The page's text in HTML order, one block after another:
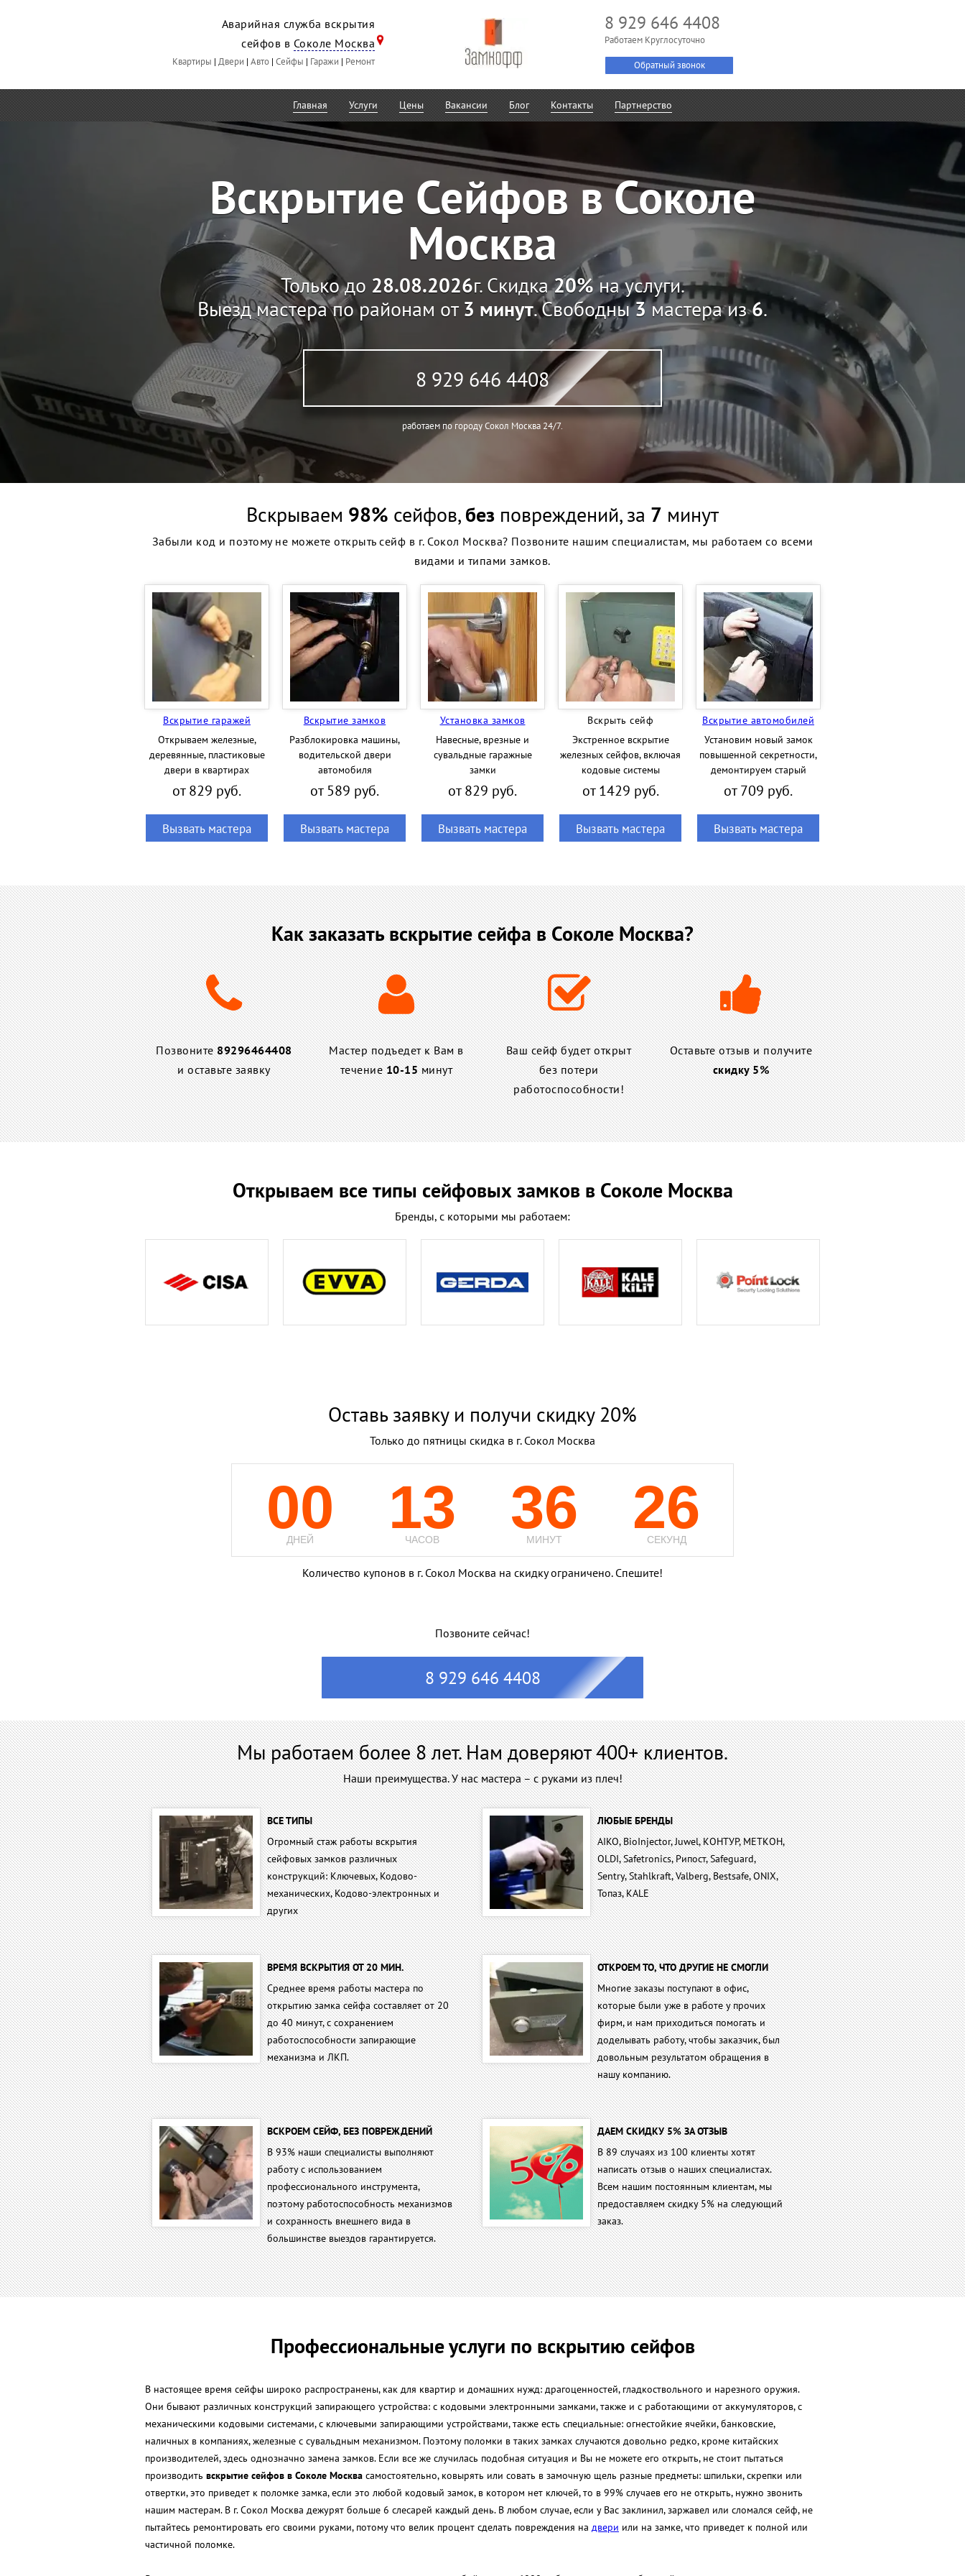
Аварийная служба вскрытия
сейфов в Соколе Москва
Квартиры | Двери | Авто | Сейфы | Гаражи | Ремонт
8 929 646 4408
Работаем Круглосуточно
Обратный звонок
Главная Услуги Цены Вакансии Блог Контакты Партнерство
Вскрытие Сейфов в Соколе
Москва
Только до 28.08.2026г. Скидка20%на услуги.
Выезд мастера по районам от3 минут. Свободны3мастера из6.
8 929 646 4408
работаем по городу Сокол Москва 24/7.
Вскрываем 98% сейфов,без повреждений, за 7 минут
Забыли код и поэтому не можете открыть сейф в г. Сокол Москва? Позвоните нашим специалистам, мы работаем со всеми
видами и типами замков.
Вскрытие гаражей
Открываем железные,
деревянные, пластиковые
двери в квартирах
от 829 руб.
Вызвать мастера
Вскрытие замков
Разблокировка машины,
водительской двери
автомобиля
от 589 руб.
Вызвать мастера
Установка замков
Навесные, врезные и
сувальдные гаражные
замки
от 829 руб.
Вызвать мастера
Вскрыть сейф
Экстренное вскрытие
железных сейфов, включая
кодовые системы
от 1429 руб.
Вызвать мастера
Вскрытие автомобилей
Установим новый замок
повышенной секретности,
демонтируем старый
от 709 руб.
Вызвать мастера
Как заказать вскрытие сейфа в Соколе Москва?
Позвоните89296464408
и оставьте заявку
Мастер подъедет к Вам в
течение10-15минут
Ваш сейф будет открыт
без потери
работоспособности!
Оставьте отзыв и получите
скидку 5%
Открываем все типы сейфовых замков в Соколе Москва
Бренды, с которыми мы работаем:
Оставь заявку и получи скидку 20%
Только до пятницы скидка в г. Сокол Москва
00 13 36 26
ДНЕЙ ЧАСОВ МИНУТ СЕКУНД
Количество купонов в г. Сокол Москва на скидку ограничено. Спешите!
Позвоните сейчас!
8 929 646 4408
Мы работаем более 8 лет. Нам доверяют 400+ клиентов.
Наши преимущества. У нас мастера – с руками из плеч!
ВСЕ ТИПЫ
Огромный стаж работы вскрытия
сейфовых замков различных
конструкций: Ключевых, Кодово-
механических, Кодово-электронных и
других
ЛЮБЫЕ БРЕНДЫ
AIKO, BioInjector, Juwel, КОНТУР, МЕТКОН,
OLDI, Safetronics, Рипост, Safeguard,
Sentry, Stahlkraft, Valberg, Bestsafe, ONIX,
Топаз, KALE
ВРЕМЯ ВСКРЫТИЯ ОТ 20 МИН.
Среднее время работы мастера по
открытию замка сейфа составляет от 20
до 40 минут, с сохранением
работоспособности запирающие
механизма и ЛКП.
ОТКРОЕМ ТО, ЧТО ДРУГИЕ НЕ СМОГЛИ
Многие заказы поступают в офис,
которые были уже в работе у прочих
фирм, и нам приходиться помогать и
доделывать работу, чтобы заказчик, был
довольным результатом обращения в
нашу компанию.
ВСКРОЕМ СЕЙФ, БЕЗ ПОВРЕЖДЕНИЙ
В 93% наши специалисты выполняют
работу с использованием
профессионального инструмента,
поэтому работоспособность механизмов
и сохранность внешнего вида в
большинстве выездов гарантируется.
ДАЕМ СКИДКУ 5% ЗА ОТЗЫВ
В 89 случаях из 100 клиенты хотят
написать отзыв о наших специалистах.
Всем нашим постоянным клиентам, мы
предоставляем скидку 5% на следующий
заказ.
Профессиональные услуги по вскрытию сейфов
В настоящее время сейфы широко распространены, как для квартир и домашних нужд: драгоценностей, гладкоствольного и нарезного оружия.
Они бывают различных конструкций запирающего устройства: с кодовыми электронными замками, также и с работающими от аккумуляторов, с
механическими кодовыми системами, с ключевыми запирающими устройствами, также есть специальные: огнестойкие ячейки, банковские,
наличных в компаниях, железные с сувальдным механизмом. Поэтому поломки в таких замках случаются довольно редко, кроме китайских
производителей, здесь однозначно замена замков. Если все же случилась подобная ситуация и Вы не можете его открыть, не стоит пытаться
производить вскрытие сейфов в Соколе Москва самостоятельно, ковырять или совать в замочную щель разные предметы: шпильки, скрепки или
отвертки, это приведет к поломке замка, если это любой кодовый замок, в котором нет ключей, то в 99% случаев его не открыть, нужно звонить
нашим мастерам. В г. Сокол Москва дежурят больше 6 слесарей каждый день. В любом случае, если у Вас заклинил, заржавел или сломался сейф, не
пытайтесь ремонтировать его своими руками, потому что велик процент сделать повреждения на двери или на замке, что приведет к полной или
частичной поломке.